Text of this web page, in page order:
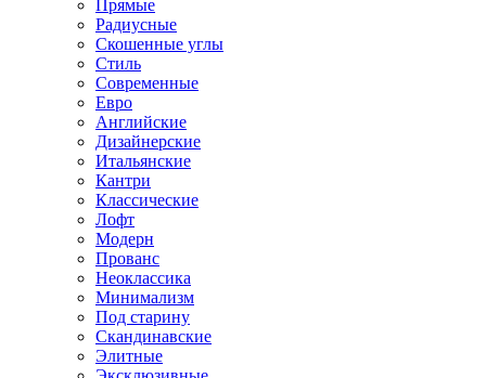
Прямые
Радиусные
Скошенные углы
Стиль
Современные
Евро
Английские
Дизайнерские
Итальянские
Кантри
Классические
Лофт
Модерн
Прованс
Неоклассика
Минимализм
Под старину
Скандинавские
Элитные